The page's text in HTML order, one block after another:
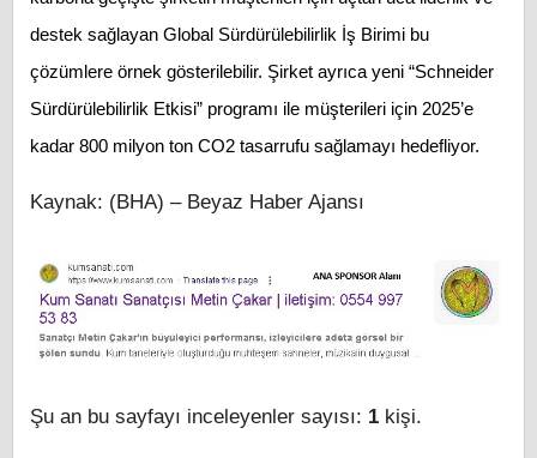
destek sağlayan Global Sürdürülebilirlik İş Birimi bu
çözümlere örnek gösterilebilir. Şirket ayrıca yeni “Schneider
Sürdürülebilirlik Etkisi” programı ile müşterileri için 2025’e
kadar 800 milyon ton CO2 tasarrufu sağlamayı hedefliyor.
Kaynak: (BHA) – Beyaz Haber Ajansı
Şu an bu sayfayı inceleyenler sayısı: 1 kişi.